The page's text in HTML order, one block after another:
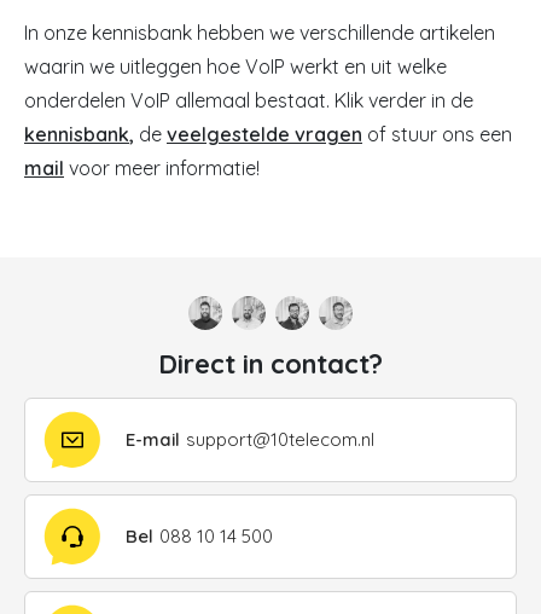
In onze kennisbank hebben we verschillende artikelen
waarin we uitleggen hoe VoIP werkt en uit welke
onderdelen VoIP allemaal bestaat. Klik verder in de
kennisbank, de veelgestelde vragen of stuur ons een
mail voor meer informatie!
Direct in contact?
E-mail support@10telecom.nl
Bel 088 10 14 500